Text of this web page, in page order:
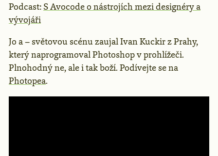
Podcast: S Avocode o nástrojích mezi designéry a
vývojáři
Jo a – světovou scénu zaujal Ivan Kuckir z Prahy,
který naprogramoval Photoshop v prohlížeči.
Plnohodný ne, ale i tak boží. Podívejte se na
Photopea.